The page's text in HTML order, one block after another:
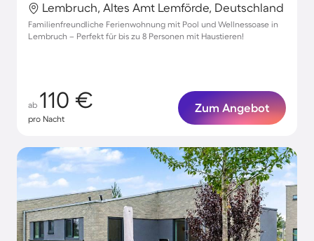
Lembruch, Altes Amt Lemförde, Deutschland
Familienfreundliche Ferienwohnung mit Pool und Wellnessoase in
Lembruch – Perfekt für bis zu 8 Personen mit Haustieren!
ab 110 €
pro Nacht
Zum Angebot